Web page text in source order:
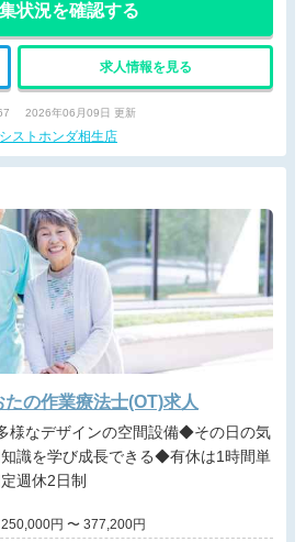
状況を確認する
求人情報を見る
2026年06月09日 更新
ストホンダ相生店
の作業療法士(OT)求人
識を学び成長できる◆有休は1時間単
週休2日制
月給 250,000円 〜 377,200円